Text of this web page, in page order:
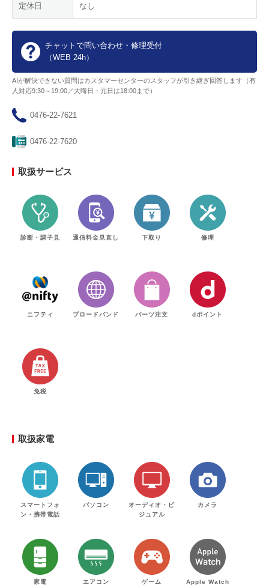
定休日 なし
チャットで問い合わせ・修理受付
（WEB 24h）
AIが解決できない質問はカスタマーセンターのスタッフが引き継ぎ回答します（有
人対応9:30～19:00／大晦日・元日は18:00まで）
0476-22-7621
0476-22-7620
取扱サービス
診断・調子見 通信料金見直し 下取り 修理
ニフティ ブロードバンド パーツ注文 dポイント
免税
取扱家電
スマートフォ
ン・携帯電話
パソコン
オーディオ・ビ
ジュアル
カメラ
家電 エアコン ゲーム Apple Watch